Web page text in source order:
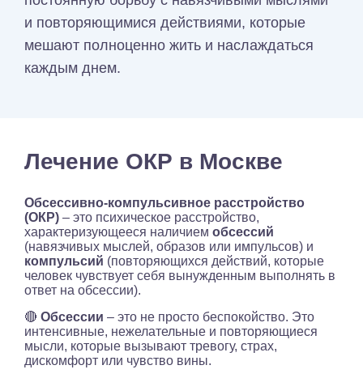
и повторяющимися действиями, которые
мешают полноценно жить и наслаждаться
каждым днем.
Лечение ОКР в Москве
Обсессивно-компульсивное расстройство
(ОКР) – это психическое расстройство,
характеризующееся наличием обсессий
(навязчивых мыслей, образов или импульсов) и
компульсий (повторяющихся действий, которые
человек чувствует себя вынужденным выполнять в
ответ на обсессии).
🔴 Обсессии – это не просто беспокойство. Это
интенсивные, нежелательные и повторяющиеся
мысли, которые вызывают тревогу, страх,
дискомфорт или чувство вины.